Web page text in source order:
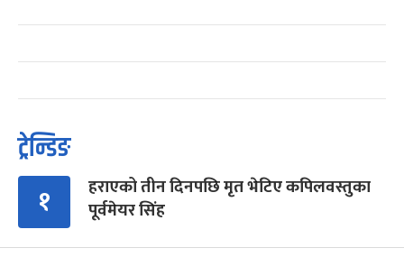
ट्रेन्डिङ
१
हराएको तीन दिनपछि मृत भेटिए कपिलवस्तुका
पूर्वमेयर सिंह